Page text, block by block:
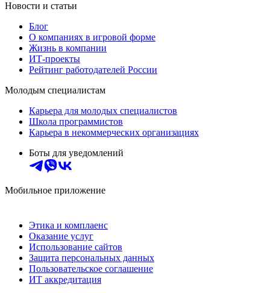
Новости и статьи
Блог
О компаниях в игровой форме
Жизнь в компании
ИТ-проекты
Рейтинг работодателей России
Молодым специалистам
Карьера для молодых специалистов
Школа программистов
Карьера в некоммерческих организациях
Боты для уведомлений
Мобильное приложение
Этика и комплаенс
Оказание услуг
Использование сайтов
Защита персональных данных
Пользовательское соглашение
ИТ аккредитация